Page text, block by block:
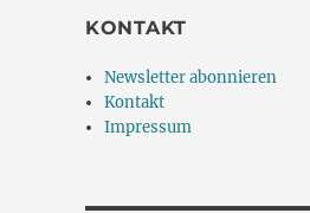
KONTAKT
Newsletter abonnieren
Kontakt
Impressum